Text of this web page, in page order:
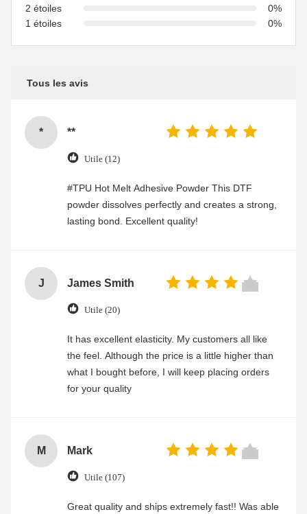
2 étoiles
0%
1 étoiles
0%
Tous les avis
* **
Utile (12)
#TPU Hot Melt Adhesive Powder This DTF
powder dissolves perfectly and creates a strong,
lasting bond. Excellent quality!
J James Smith
Utile (20)
It has excellent elasticity. My customers all like
the feel. Although the price is a little higher than
what I bought before, I will keep placing orders
for your quality
M Mark
Utile (107)
Great quality and ships extremely fast!! Was able